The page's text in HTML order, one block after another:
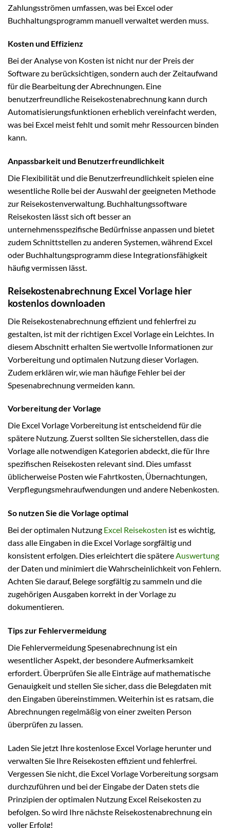
Zahlungsströmen umfassen, was bei Excel oder
Buchhaltungsprogramm manuell verwaltet werden muss.
Kosten und Effizienz
Bei der Analyse von Kosten ist nicht nur der Preis der
Software zu berücksichtigen, sondern auch der Zeitaufwand
für die Bearbeitung der Abrechnungen. Eine
benutzerfreundliche Reisekostenabrechnung kann durch
Automatisierungsfunktionen erheblich vereinfacht werden,
was bei Excel meist fehlt und somit mehr Ressourcen binden
kann.
Anpassbarkeit und Benutzerfreundlichkeit
Die Flexibilität und die Benutzerfreundlichkeit spielen eine
wesentliche Rolle bei der Auswahl der geeigneten Methode
zur Reisekostenverwaltung. Buchhaltungssoftware
Reisekosten lässt sich oft besser an
unternehmensspezifische Bedürfnisse anpassen und bietet
zudem Schnittstellen zu anderen Systemen, während Excel
oder Buchhaltungsprogramm diese Integrationsfähigkeit
häufig vermissen lässt.
Reisekostenabrechnung Excel Vorlage hier
kostenlos downloaden
Die Reisekostenabrechnung effizient und fehlerfrei zu
gestalten, ist mit der richtigen Excel Vorlage ein Leichtes. In
diesem Abschnitt erhalten Sie wertvolle Informationen zur
Vorbereitung und optimalen Nutzung dieser Vorlagen.
Zudem erklären wir, wie man häufige Fehler bei der
Spesenabrechnung vermeiden kann.
Vorbereitung der Vorlage
Die Excel Vorlage Vorbereitung ist entscheidend für die
spätere Nutzung. Zuerst sollten Sie sicherstellen, dass die
Vorlage alle notwendigen Kategorien abdeckt, die für Ihre
spezifischen Reisekosten relevant sind. Dies umfasst
üblicherweise Posten wie Fahrtkosten, Übernachtungen,
Verpflegungsmehraufwendungen und andere Nebenkosten.
So nutzen Sie die Vorlage optimal
Bei der optimalen Nutzung Excel Reisekosten ist es wichtig,
dass alle Eingaben in die Excel Vorlage sorgfältig und
konsistent erfolgen. Dies erleichtert die spätereAuswertung
der Daten und minimiert die Wahrscheinlichkeit von Fehlern.
Achten Sie darauf, Belege sorgfältig zu sammeln und die
zugehörigen Ausgaben korrekt in der Vorlage zu
dokumentieren.
Tips zur Fehlervermeidung
Die Fehlervermeidung Spesenabrechnung ist ein
wesentlicher Aspekt, der besondere Aufmerksamkeit
erfordert. Überprüfen Sie alle Einträge auf mathematische
Genauigkeit und stellen Sie sicher, dass die Belegdaten mit
den Eingaben übereinstimmen. Weiterhin ist es ratsam, die
Abrechnungen regelmäßig von einer zweiten Person
überprüfen zu lassen.
Laden Sie jetzt Ihre kostenlose Excel Vorlage herunter und
verwalten Sie Ihre Reisekosten effizient und fehlerfrei.
Vergessen Sie nicht, die Excel Vorlage Vorbereitung sorgsam
durchzuführen und bei der Eingabe der Daten stets die
Prinzipien der optimalen Nutzung Excel Reisekosten zu
befolgen. So wird Ihre nächste Reisekostenabrechnung ein
voller Erfolg!